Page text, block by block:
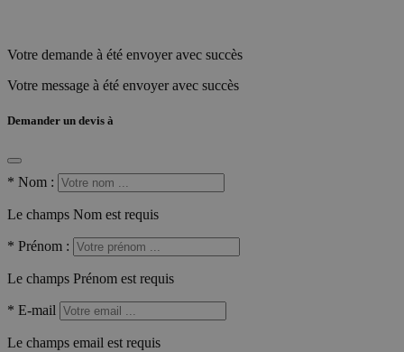
Votre demande à été envoyer avec succès
Votre message à été envoyer avec succès
Demander un devis à
* Nom :
Le champs Nom est requis
* Prénom :
Le champs Prénom est requis
* E-mail
Le champs email est requis